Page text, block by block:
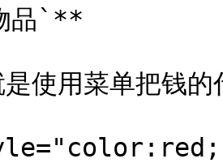
品`**
使用菜单把钱的